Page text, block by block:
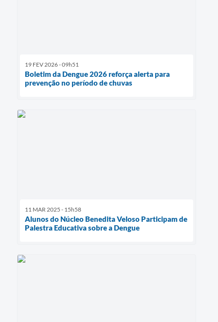
19 FEV 2026 - 09h51
Boletim da Dengue 2026 reforça alerta para
prevenção no período de chuvas
11 MAR 2025 - 15h58
Alunos do Núcleo Benedita Veloso Participam de
Palestra Educativa sobre a Dengue